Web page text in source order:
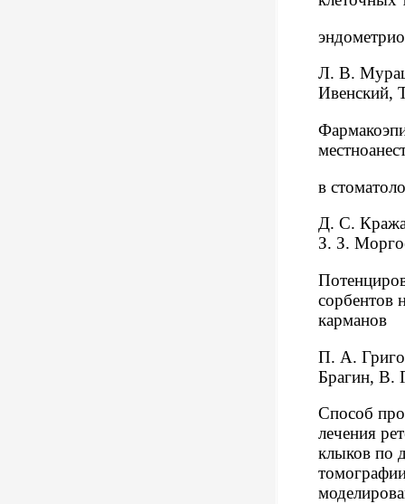
Л. В.
Ивенский,
в
Д. С.
З. З.
сорбентов
карманов
П. А.
Брагин, В.
Способ
лечения
клыков по